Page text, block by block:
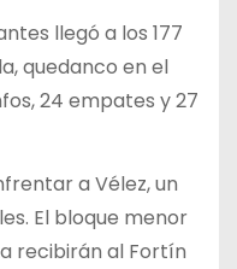
llegó a los 177
quedanco en el
24 empates y 27
a Vélez, un
El bloque menor
recibirán al Fortín